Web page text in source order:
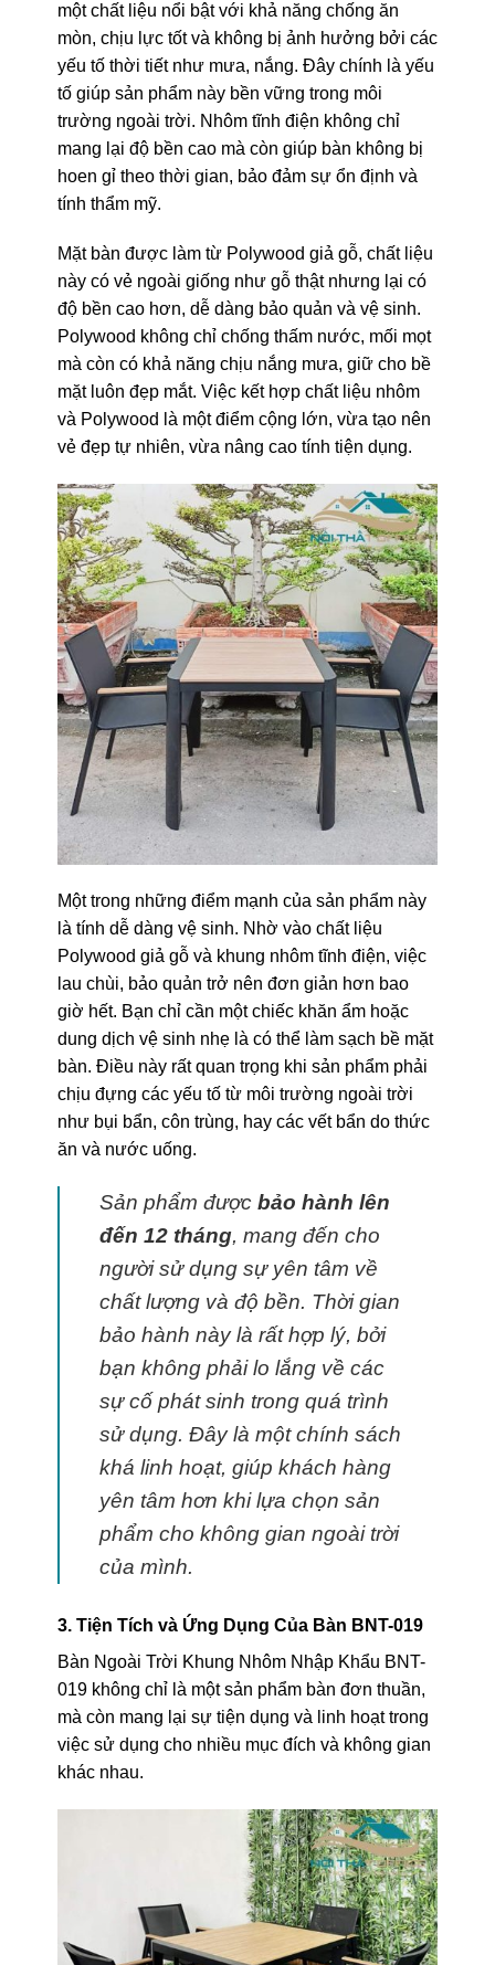
một chất liệu nổi bật với khả năng chống ăn
mòn, chịu lực tốt và không bị ảnh hưởng bởi các
yếu tố thời tiết như mưa, nắng. Đây chính là yếu
tố giúp sản phẩm này bền vững trong môi
trường ngoài trời. Nhôm tĩnh điện không chỉ
mang lại độ bền cao mà còn giúp bàn không bị
hoen gỉ theo thời gian, bảo đảm sự ổn định và
tính thẩm mỹ.
Mặt bàn được làm từ Polywood giả gỗ, chất liệu
này có vẻ ngoài giống như gỗ thật nhưng lại có
độ bền cao hơn, dễ dàng bảo quản và vệ sinh.
Polywood không chỉ chống thấm nước, mối mọt
mà còn có khả năng chịu nắng mưa, giữ cho bề
mặt luôn đẹp mắt. Việc kết hợp chất liệu nhôm
và Polywood là một điểm cộng lớn, vừa tạo nên
vẻ đẹp tự nhiên, vừa nâng cao tính tiện dụng.
Một trong những điểm mạnh của sản phẩm này
là tính dễ dàng vệ sinh. Nhờ vào chất liệu
Polywood giả gỗ và khung nhôm tĩnh điện, việc
lau chùi, bảo quản trở nên đơn giản hơn bao
giờ hết. Bạn chỉ cần một chiếc khăn ẩm hoặc
dung dịch vệ sinh nhẹ là có thể làm sạch bề mặt
bàn. Điều này rất quan trọng khi sản phẩm phải
chịu đựng các yếu tố từ môi trường ngoài trời
như bụi bẩn, côn trùng, hay các vết bẩn do thức
ăn và nước uống.
Sản phẩm được bảo hành lên
đến 12 tháng, mang đến cho
người sử dụng sự yên tâm về
chất lượng và độ bền. Thời gian
bảo hành này là rất hợp lý, bởi
bạn không phải lo lắng về các
sự cố phát sinh trong quá trình
sử dụng. Đây là một chính sách
khá linh hoạt, giúp khách hàng
yên tâm hơn khi lựa chọn sản
phẩm cho không gian ngoài trời
của mình.
3. Tiện Tích và Ứng Dụng Của Bàn BNT-019
Bàn Ngoài Trời Khung Nhôm Nhập Khẩu BNT-
019 không chỉ là một sản phẩm bàn đơn thuần,
mà còn mang lại sự tiện dụng và linh hoạt trong
việc sử dụng cho nhiều mục đích và không gian
khác nhau.